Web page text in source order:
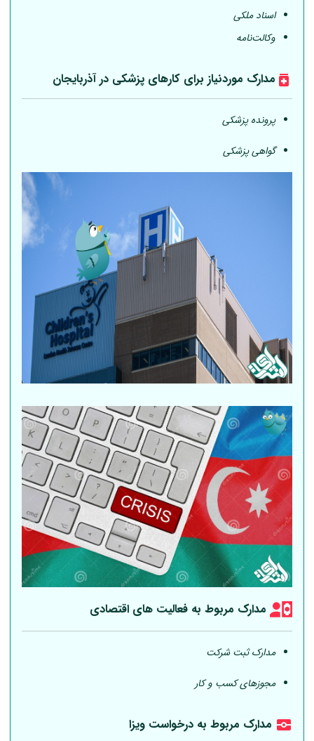
اسناد ملکی
وکالت‌نامه
مدارک موردنیاز برای کارهای پزشکی در آذربایجان
پرونده پزشکی
گواهی پزشکی
مدارک مربوط به فعالیت های اقتصادی
مدارک ثبت شرکت
مجوزهای کسب و کار
مدارک مربوط به درخواست ویزا